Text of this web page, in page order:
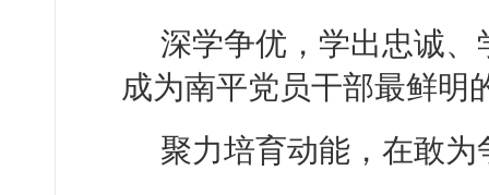
深学争优，学出忠诚
成为南平党员干部最鲜明
聚力培育动能，在敢